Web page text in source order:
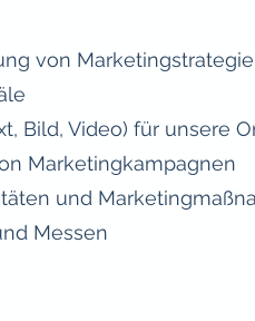
von
Bild, Video) für unsere
Marketingkampagnen
und
Messen